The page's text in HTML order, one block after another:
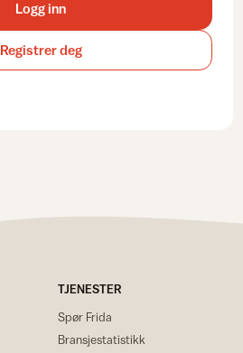
Logg inn
Registrer deg
TJENESTER
Spør Frida
Bransjestatistikk